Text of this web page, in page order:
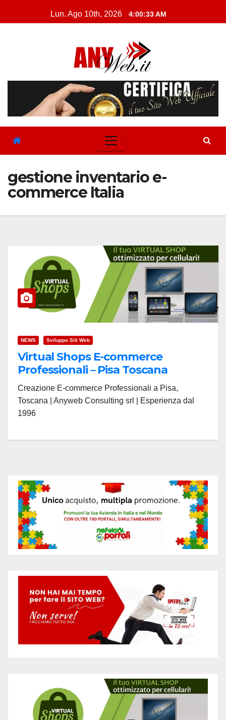
to
Lun. Ago 10th, 2026 4:00:33 AM
gestione inventario e-
commerce Italia
NEWS Sviluppo Siti Web
Virtual Shops E-commerce
Professionali – Pisa Toscana
Creazione E-commerce Professionali a Pisa,
Toscana | Anyweb Consulting srl | Esperienza dal
1996